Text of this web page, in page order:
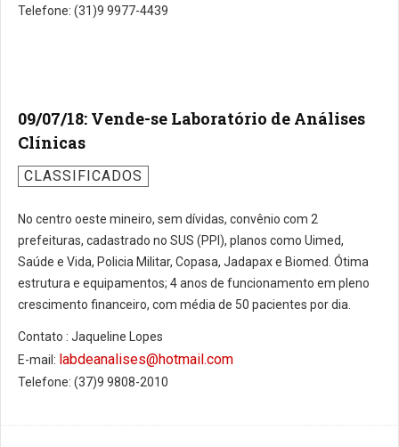
Telefone: (31)9 9977-4439
09/07/18: Vende-se Laboratório de Análises
Clínicas
CLASSIFICADOS
No centro oeste mineiro, sem dívidas, convênio com 2
prefeituras, cadastrado no SUS (PPI), planos como Uimed,
Saúde e Vida, Policia Militar, Copasa, Jadapax e Biomed. Ótima
estrutura e equipamentos; 4 anos de funcionamento em pleno
crescimento financeiro, com média de 50 pacientes por dia.
Contato : Jaqueline Lopes
E-mail: labdeanalises@hotmail.com
Telefone: (37)9 9808-2010